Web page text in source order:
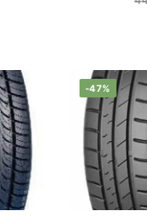
-47%